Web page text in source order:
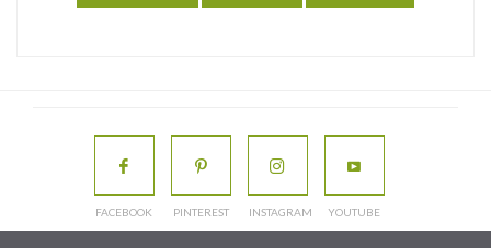
FACEBOOK PINTEREST INSTAGRAM YOUTUBE